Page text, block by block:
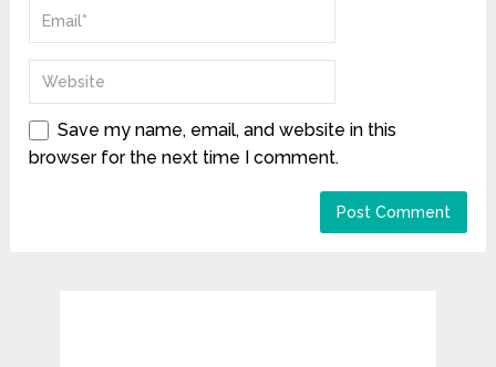
Save my name, email, and website in this
browser for the next time I comment.